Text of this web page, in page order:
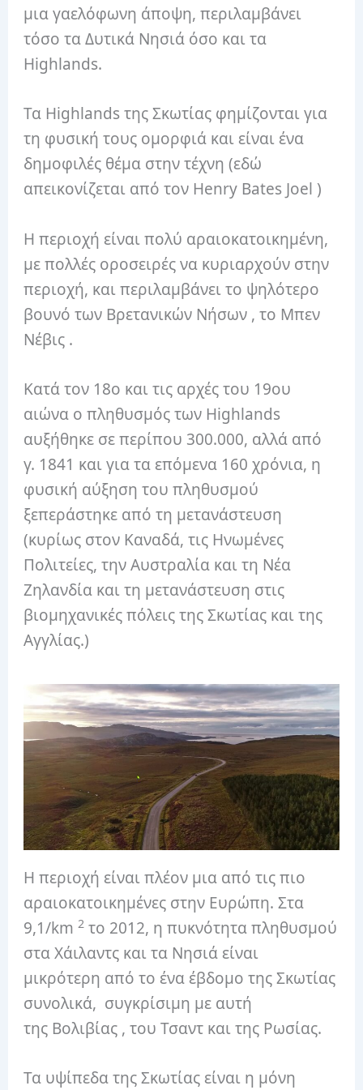
μια γαελόφωνη άποψη, περιλαμβάνει
τόσο τα Δυτικά Νησιά όσο και τα
Highlands.
Τα Highlands της Σκωτίας φημίζονται για
τη φυσική τους ομορφιά και είναι ένα
δημοφιλές θέμα στην τέχνη (εδώ
απεικονίζεται από τον Henry Bates Joel )
Η περιοχή είναι πολύ αραιοκατοικημένη,
με πολλές οροσειρές να κυριαρχούν στην
περιοχή, και περιλαμβάνει το ψηλότερο
βουνό των Βρετανικών Νήσων , το Μπεν
Νέβις .
Κατά τον 18ο και τις αρχές του 19ου
αιώνα ο πληθυσμός των Highlands
αυξήθηκε σε περίπου 300.000, αλλά από
γ. 1841 και για τα επόμενα 160 χρόνια, η
φυσική αύξηση του πληθυσμού
ξεπεράστηκε από τη μετανάστευση
(κυρίως στον Καναδά, τις Ηνωμένες
Πολιτείες, την Αυστραλία και τη Νέα
Ζηλανδία και τη μετανάστευση στις
βιομηχανικές πόλεις της Σκωτίας και της
Αγγλίας.)
Η περιοχή είναι πλέον μια από τις πιο
αραιοκατοικημένες στην Ευρώπη. Στα
9,1/km2 το 2012, η πυκνότητα πληθυσμού
στα Χάιλαντς και τα Νησιά είναι
μικρότερη από το ένα έβδομο της Σκωτίας
συνολικά, συγκρίσιμη με αυτή
της Βολιβίας , του Τσαντ και της Ρωσίας.
Τα υψίπεδα της Σκωτίας είναι η μόνη